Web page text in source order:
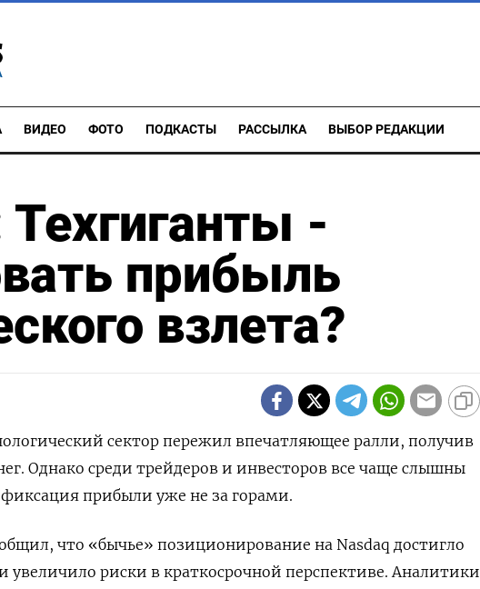
ВИДЕО ФОТО ПОДКАСТЫ РАССЫЛКА ВЫБОР РЕДАКЦИИ
-
прибыль
взлета?
сектор пережил впечатляющее ралли, получив
Однако среди трейдеров и инвесторов все чаще слышны
прибыли уже не за горами.
что «бычье» позиционирование на Nasdaq достигло
увеличило риски в краткосрочной перспективе. Аналитики